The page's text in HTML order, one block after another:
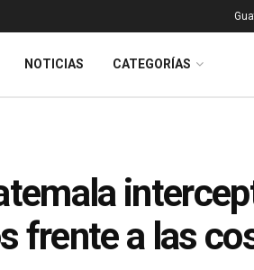
NOTICIAS CATEGORÍAS
frente a las